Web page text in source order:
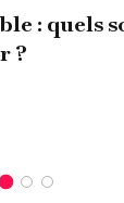
: quels
?